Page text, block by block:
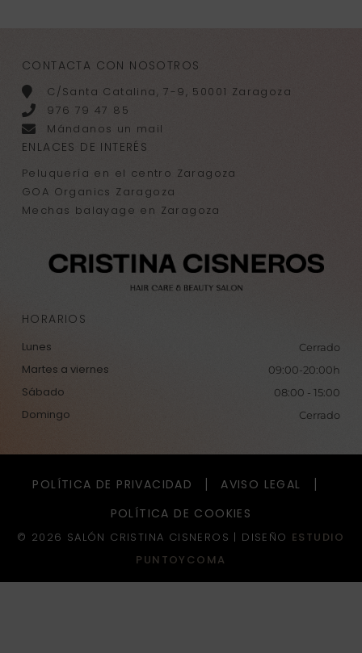
CONTACTA CON NOSOTROS
C/Santa Catalina, 7-9, 50001 Zaragoza
976 79 47 85
Mándanos un mail
ENLACES DE INTERÉS
Peluquería en el centro Zaragoza
GOA Organics Zaragoza
Mechas balayage en Zaragoza
HORARIOS
Lunes Cerrado
Martes a viernes 09:00-20:00h
Sábado 08:00 - 15:00
Domingo Cerrado
POLÍTICA DE PRIVACIDAD
AVISO LEGAL
POLÍTICA DE COOKIES
© 2026 SALÓN CRISTINA CISNEROS | DISEÑO ESTUDIO
PUNTOYCOMA